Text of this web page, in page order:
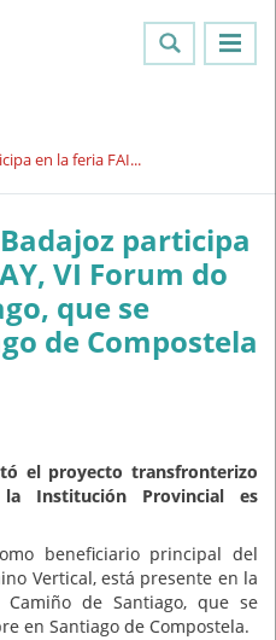
en la feria FAI...
participa
VI Forum do
que se
de Compostela
el proyecto transfronterizo
Institución Provincial es
beneficiario principal del
Vertical, está presente en la
de Santiago, que se
en Santiago de Compostela.